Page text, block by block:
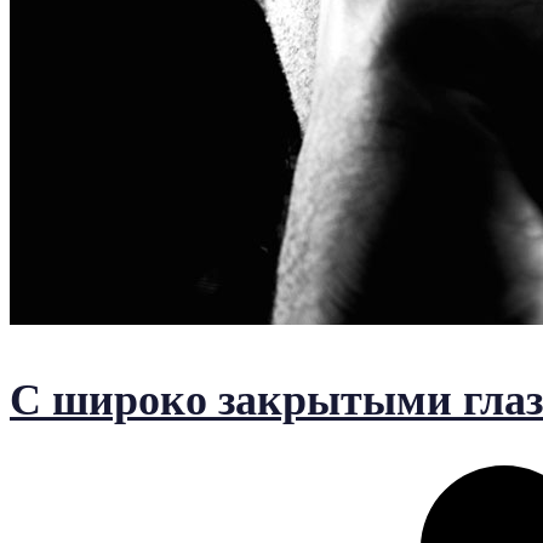
С широко закрытыми